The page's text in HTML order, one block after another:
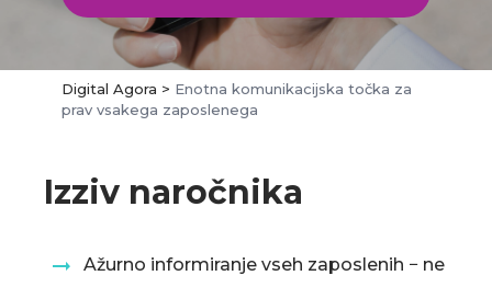
Digital Agora > Enotna komunikacijska točka za
prav vsakega zaposlenega
Izziv naročnika
Ažurno informiranje vseh zaposlenih − ne